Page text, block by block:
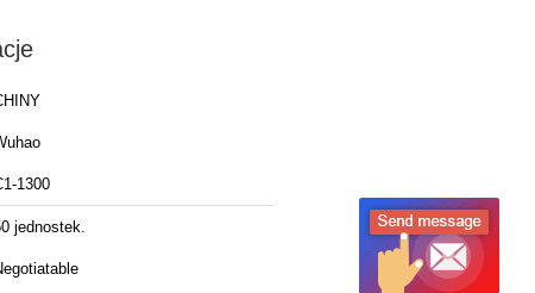
1300
jednostek.